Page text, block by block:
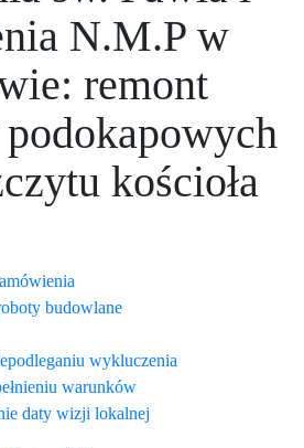
N.M.P w
remont
kościoła
budowlane
wykluczenia
warunków
daty wizji lokalnej